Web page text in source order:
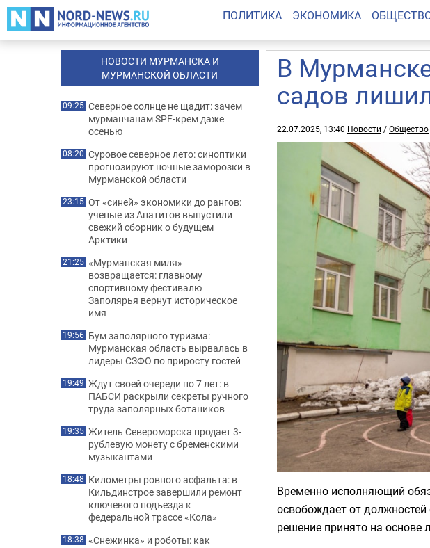
ПОЛИТИКА ЭКОНОМИКА
В
садов
22.07.2025, 13:40 Новости /Общество
Временно исполняющий
освобождает от
решение принято на основе
НОВОСТИ МУРМАНСКА И
МУРМАНСКОЙ ОБЛАСТИ
09:25 Северное солнце не щадит: зачем
мурманчанам SPF-крем даже
осенью
08:20 Суровое северное лето: синоптики
прогнозируют ночные заморозки в
Мурманской области
23:15 От «синей» экономики до рангов:
ученые из Апатитов выпустили
свежий сборник о будущем
Арктики
21:25 «Мурманская миля»
возвращается: главному
спортивному фестивалю
Заполярья вернут историческое
имя
19:56 Бум заполярного туризма:
Мурманская область вырвалась в
лидеры СЗФО по приросту гостей
19:49 Ждут своей очереди по 7 лет: в
ПАБСИ раскрыли секреты ручного
труда заполярных ботаников
19:35 Житель Североморска продает 3-
рублевую монету с бременскими
музыкантами
18:48 Километры ровного асфальта: в
Кильдинстрое завершили ремонт
ключевого подъезда к
федеральной трассе «Кола»
18:38 «Снежинка» и роботы: как